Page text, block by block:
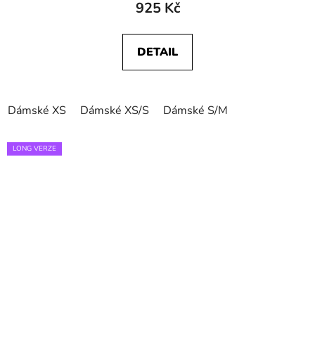
925 Kč
DETAIL
Dámské XS Dámské XS/S Dámské S/M
LONG VERZE